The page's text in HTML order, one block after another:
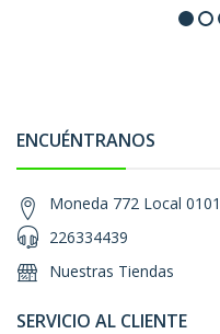
ENCUÉNTRANOS
Moneda 772 Local
226334439
Nuestras Tiendas
SERVICIO AL CLIENTE